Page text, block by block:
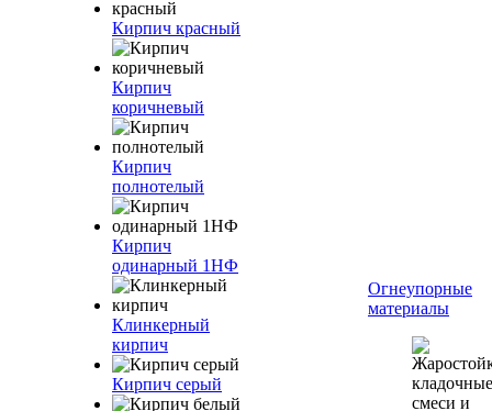
Кирпич красный
Кирпич
коричневый
Кирпич
полнотелый
Кирпич
одинарный 1НФ
Клинкерный
кирпич
Кирпич серый
Огнеупорные
материалы